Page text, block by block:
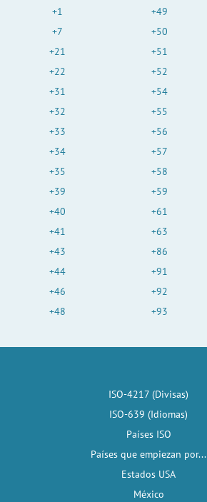
+1
+7
+21
+22
+31
+32
+33
+34
+35
+39
+40
+41
+43
+44
+46
+48
+49
+50
+51
+52
+54
+55
+56
+57
+58
+59
+61
+63
+86
+91
+92
+93
ISO-4217 (Divisas)
ISO-639 (Idiomas)
Países ISO
Países que empiezan por...
Estados USA
México